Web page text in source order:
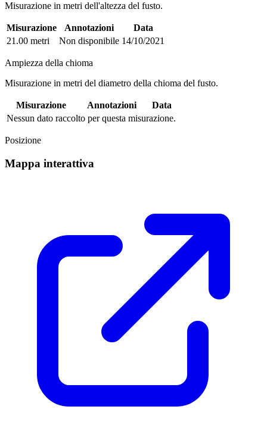
Misurazione in metri dell'altezza del fusto.
Misurazione Annotazioni
Data
21.00 metri
Non disponibile 14/10/2021
Ampiezza della chioma
Misurazione in metri del diametro della chioma del fusto.
Misurazione Annotazioni
Data
Nessun dato raccolto per questa misurazione.
Posizione
Mappa interattiva